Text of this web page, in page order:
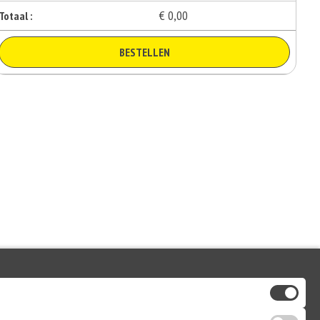
Totaal : € 0,00
BESTELLEN